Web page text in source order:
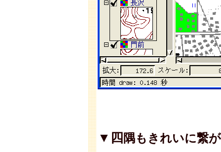
▼四 隅もきれいに繋